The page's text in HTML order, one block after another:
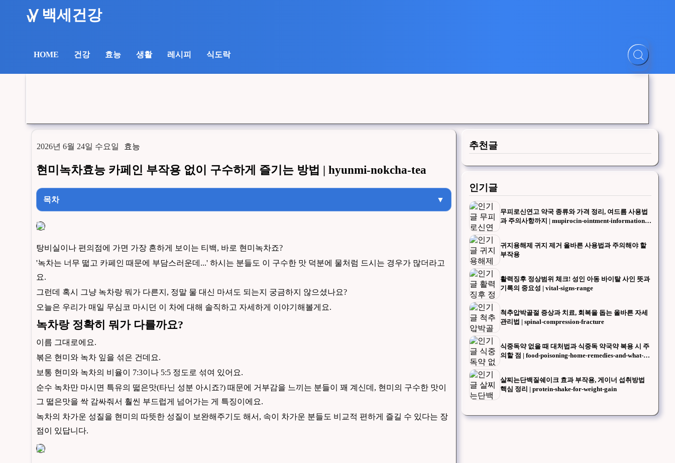
백세건강
HOME 건강 효능 생활 레시피 식도락
2026년 6월 24일 수요일 효능
현미녹차효능 카페인 부작용 없이 구수하게 즐기는 방법 | hyunmi-nokcha-tea
목차 ▼
탕비실이나 편의점에 가면 가장 흔하게 보이는 티백, 바로 현미녹차죠?
'녹차는 너무 떫고 카페인 때문에 부담스러운데...' 하시는 분들도 이 구수한 맛 덕분에 물처럼 드시는 경우가 많더라고
요.
그런데 혹시 그냥 녹차랑 뭐가 다른지, 정말 물 대신 마셔도 되는지 궁금하지 않으셨나요?
오늘은 우리가 매일 무심코 마시던 이 차에 대해 솔직하고 자세하게 이야기해볼게요.
녹차랑 정확히 뭐가 다를까요?
이름 그대로에요.
볶은 현미와 녹차 잎을 섞은 건데요.
보통 현미와 녹차의 비율이 7:3이나 5:5 정도로 섞여 있어요.
순수 녹차만 마시면 특유의 떫은맛(타닌 성분 아시죠?) 때문에 거부감을 느끼는 분들이 꽤 계신데, 현미의 구수한 맛이
그 떫은맛을 싹 감싸줘서 훨씬 부드럽게 넘어가는 게 특징이에요.
녹차의 차가운 성질을 현미의 따뜻한 성질이 보완해주기도 해서, 속이 차가운 분들도 비교적 편하게 즐길 수 있다는 장
점이 있답니다.
추천글
인기글
무피로신연고 약국 종류와 가격 정리, 여드름 사용법
과 주의사항까지 | mupirocin-ointment-information-y
귀지용해제 귀지 제거 올바른 사용법과 주의해야 할
부작용
활력징후 정상범위 체크! 성인 아동 바이탈 사인 뜻과
기록의 중요성 | vital-signs-range
척추압박골절 증상과 치료, 회복을 돕는 올바른 자세
관리법 | spinal-compression-fracture
식중독약 없을 때 대처법과 식중독 약국약 복용 시 주
의할 점 | food-poisoning-home-remedies-and-what-to-
살찌는단백질쉐이크 효과 부작용, 게이너 섭취방법
핵심 정리 | protein-shake-for-weight-gain